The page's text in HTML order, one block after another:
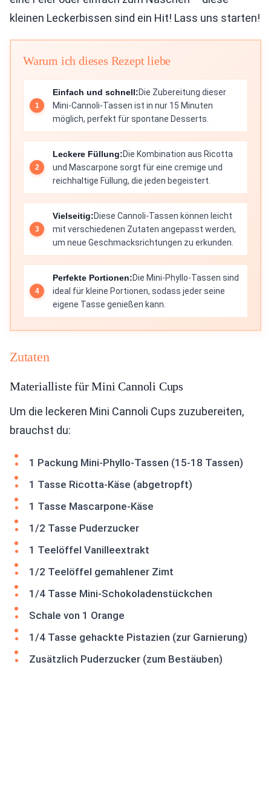
kleinen Leckerbissen sind ein Hit! Lass uns starten!
Warum ich dieses Rezept liebe
Einfach und schnell:Die Zubereitung dieser
Mini-Cannoli-Tassen ist in nur 15 Minuten
möglich, perfekt für spontane Desserts.
Leckere Füllung:Die Kombination aus Ricotta
und Mascarpone sorgt für eine cremige und
reichhaltige Füllung, die jeden begeistert.
Vielseitig:Diese Cannoli-Tassen können leicht
mit verschiedenen Zutaten angepasst werden,
um neue Geschmacksrichtungen zu erkunden.
Perfekte Portionen:Die Mini-Phyllo-Tassen sind
ideal für kleine Portionen, sodass jeder seine
eigene Tasse genießen kann.
Zutaten
Materialliste für Mini Cannoli Cups
Um die leckeren Mini Cannoli Cups zuzubereiten,
brauchst du:
1 Packung Mini-Phyllo-Tassen (15-18 Tassen)
1 Tasse Ricotta-Käse (abgetropft)
1 Tasse Mascarpone-Käse
1/2 Tasse Puderzucker
1 Teelöffel Vanilleextrakt
1/2 Teelöffel gemahlener Zimt
1/4 Tasse Mini-Schokoladenstückchen
Schale von 1 Orange
1/4 Tasse gehackte Pistazien (zur Garnierung)
Zusätzlich Puderzucker (zum Bestäuben)